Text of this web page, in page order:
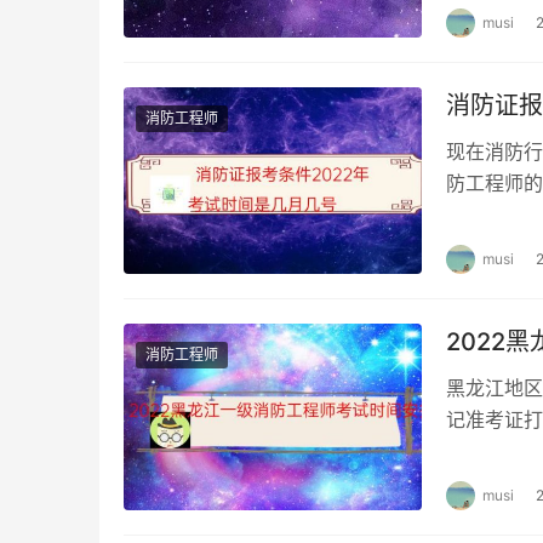
musi
消防工程师 消防证
现在消防
防工程师
musi
消防工程师 2022黑
黑龙江地
记准考证
musi